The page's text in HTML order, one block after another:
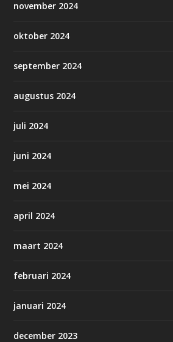
november 2024
oktober 2024
september 2024
augustus 2024
juli 2024
juni 2024
mei 2024
april 2024
maart 2024
februari 2024
januari 2024
december 2023